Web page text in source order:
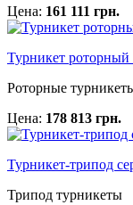
Цена: 161 111 грн.
Турникет роторный
Роторные
Цена: 178 813 грн.
Турникет-трипод
Трипод турникеты